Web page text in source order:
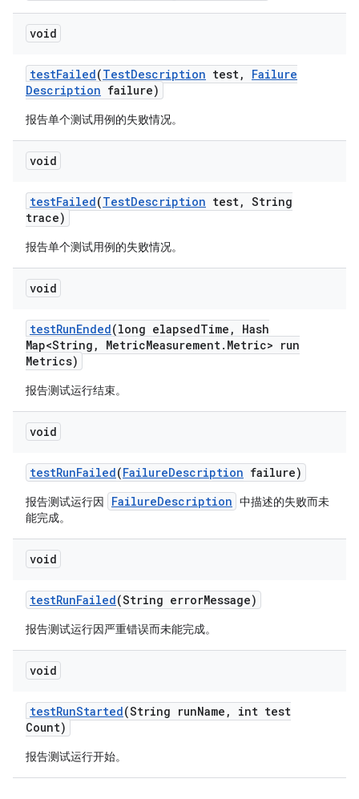
void
testFailed(TestDescription test,
Failure
Description failure)
报告单个测试用例的失败情况。
void
testFailed(TestDescription test, String
trace)
报告单个测试用例的失败情况。
void
testRunEnded(long elapsedTime ,
Hash
Map<String , MetricMeasurement. Metric> run
Metrics)
报告测试运行结束。
void
testRunFailed(FailureDescription failure)
报告测试运行因 FailureDescription 中描述的失败而未
能完成。
void
testRunFailed(String errorMessage)
报告测试运行因严重错误而未能完成。
void
testRunStarted(String runName ,
int test
Count)
报告测试运行开始。